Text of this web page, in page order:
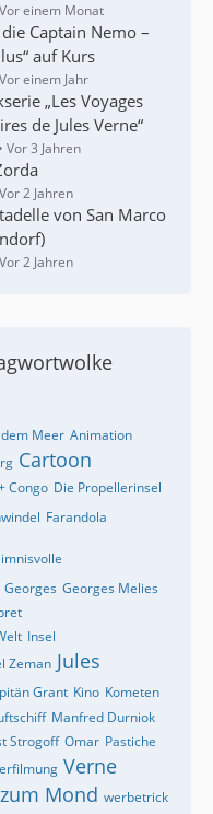
Vor einem Monat
Captain Nemo –
auf Kurs
Vor einem Jahr
„Les Voyages
de Jules Verne“
Vor 3 Jahren
Vor 2 Jahren
von San Marco
Vor 2 Jahren
Meer Animation
Cartoon
Congo Die Propellerinsel
Farandola
Georges Georges Melies
Insel
Zeman Jules
Grant Kino Kometen
Manfred Durniok
Strogoff Omar Pastiche
Verne
Mond werbetrick